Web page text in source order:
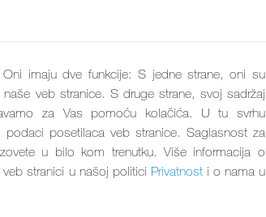
imaju dve funkcije: S jedne strane, oni su
veb stranice. S druge strane, svoj sadržaj
za Vas pomoću kolačića. U tu svrhu
posetilaca veb stranice. Saglasnost za
u bilo kom trenutku. Više informacija o
stranici u našoj politici Privatnosti o nama u